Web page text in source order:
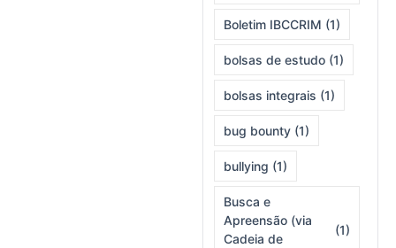
Boletim IBCCRIM (1)
bolsas de estudo (1)
bolsas integrais (1)
bug bounty (1)
bullying (1)
Busca e
Apreensão (via
Cadeia de
(1)